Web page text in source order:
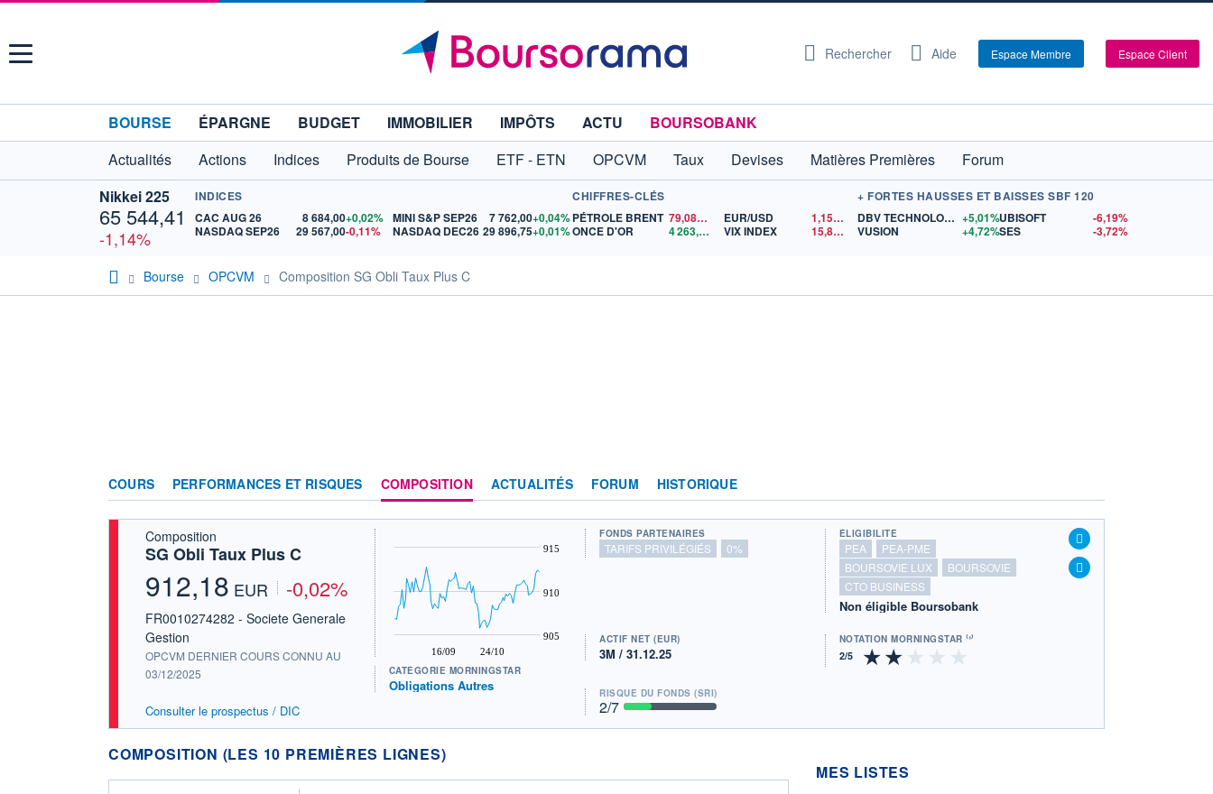
Menu Rechercher Aide Espace Membre Espace Client
BOURSE ÉPARGNE BUDGET IMMOBILIER IMPÔTS ACTU
BOURSOBANK
Actualités
Actions Indices Produits de Bourse ETF - ETN OPCVM Taux Devises Matières Premières
Forum
Nikkei 225
65 544,41
-1,14%
INDICES
CAC AUG 26
8 684,00+0,02%
NASDAQ SEP26
29 567,00-0,11%
MINI S&P SEP26 7 762,00+0,04%
NASDAQ DEC26 29 896,75+0,01%
CHIFFRES-CLÉS
PÉTROLE BRENT
79,08
$US
ONCE D'OR
4 263,89 $US
EUR/USD 1,1548
$US
VIX INDEX
15,81$US
+ FORTES HAUSSES ET BAISSES SBF 120
DBV TECHNOLOGIES +5,01%
VUSION
+4,72%
UBISOFT
-6,19%
SES
-3,72%
Bourse OPCVM Composition SG Obli Taux Plus C
COURS PERFORMANCES ET RISQUES COMPOSITION ACTUALITÉS FORUM HISTORIQUE
Composition
SG Obli Taux Plus C
912,18 EUR -0,02%
FR0010274282 - Societe Generale
Gestion
OPCVM DERNIER COURS CONNU AU
03/12/2025
Consulter le prospectus / DIC
16/09 24/10
905
910
915
CATÉGORIE MORNINGSTAR
Obligations Autres
FONDS PARTENAIRES
TARIFS PRIVILÉGIÉS 0%
ÉLIGIBILITÉ
PEA
PEA-PME
BOURSOVIE LUX
BOURSOVIE
CTO BUSINESS
Non éligible Boursobank
ACTIF NET (EUR)
3M / 31.12.25
NOTATION MORNINGSTAR ⁽¹⁾
RISQUE DU FONDS (SRI)
2/7
COMPOSITION (LES 10 PREMIÈRES LIGNES)
MES LISTES